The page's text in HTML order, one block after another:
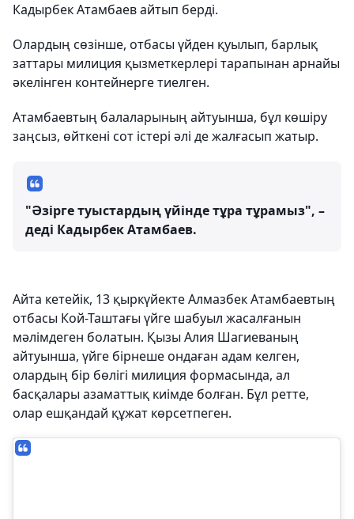
Кадырбек Атамбаев айтып берді.
Олардың сөзінше, отбасы үйден қуылып, барлық
заттары милиция қызметкерлері тарапынан арнайы
әкелінген контейнерге тиелген.
Атамбаевтың балаларының айтуынша, бұл көшіру
заңсыз, өйткені сот істері әлі де жалғасып жатыр.
"Әзірге туыстардың үйінде тұра тұрамыз", –
деді Кадырбек Атамбаев.
Айта кетейік, 13 қыркүйекте Алмазбек Атамбаевтың
отбасы Кой-Таштағы үйге шабуыл жасалғанын
мәлімдеген болатын. Қызы Алия Шагиеваның
айтуынша, үйге бірнеше ондаған адам келген,
олардың бір бөлігі милиция формасында, ал
басқалары азаматтық киімде болған. Бұл ретте,
олар ешқандай құжат көрсетпеген.